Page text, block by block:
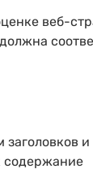
веб-
и
содержание